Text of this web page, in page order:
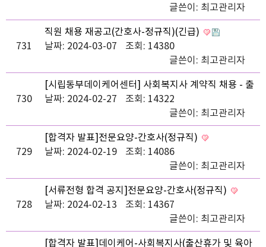
글쓴이: 최고관리자
731
직원 채용 재공고(간호사-정규직)(긴급)
날짜: 2024-03-07
조회: 14380
글쓴이: 최고관리자
730
[시립동부데이케어센터] 사회복지사 계약직 채용 - 출
산휴가 및 육아휴직 대체직
날짜: 2024-02-27
조회: 14322
글쓴이: 최고관리자
729
[합격자 발표]전문요양-간호사(정규직)
날짜: 2024-02-19
조회: 14086
글쓴이: 최고관리자
728
[서류전형 합격 공지]전문요양-간호사(정규직)
날짜: 2024-02-13
조회: 14367
글쓴이: 최고관리자
[합격자 발표]데이케어-사회복지사(출산휴가 및 육아